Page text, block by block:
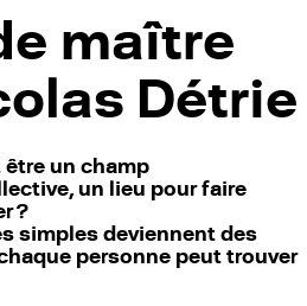
maître
Détrie
un champ
un lieu pour faire
?
simples deviennent des
personne peut trouver